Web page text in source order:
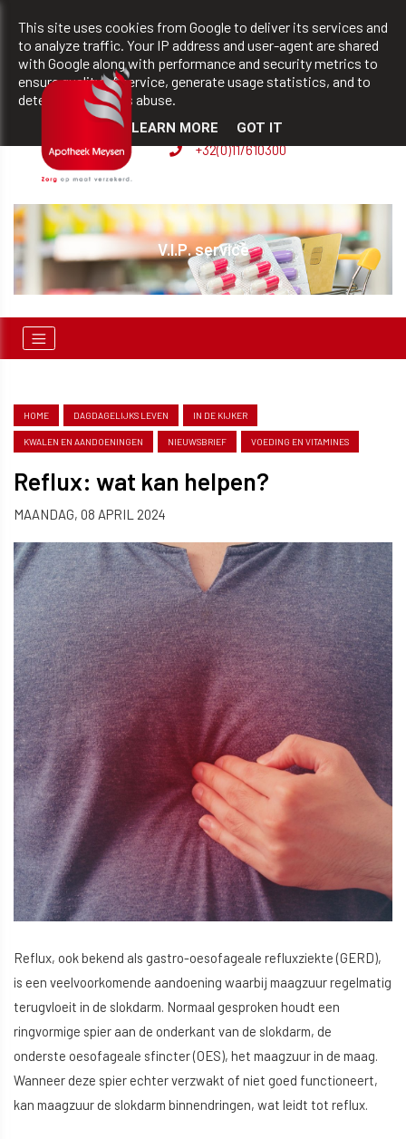
team@apotheekmeysen.be +32(0)11/610300
BVBA apotheek Patrick
Meysen
+32(0)11/610300
V.I.P. service
HOME DAGDAGELIJKS LEVEN IN DE KIJKER
KWALEN EN AANDOENINGEN NIEUWSBRIEF VOEDING EN VITAMINES
Reflux: wat kan helpen?
MAANDAG, 08 APRIL 2024
Reflux, ook bekend als gastro-oesofageale refluxziekte (GERD),
is een veelvoorkomende aandoening waarbij maagzuur regelmatig
terugvloeit in de slokdarm. Normaal gesproken houdt een
ringvormige spier aan de onderkant van de slokdarm, de
onderste oesofageale sfincter (OES), het maagzuur in de maag.
Wanneer deze spier echter verzwakt of niet goed functioneert,
kan maagzuur de slokdarm binnendringen, wat leidt tot reflux.
This site uses cookies from Google to deliver its services and
to analyze traffic. Your IP address and user-agent are shared
with Google along with performance and security metrics to
ensure quality of service, generate usage statistics, and to
detect and address abuse.
LEARN MORE GOT IT